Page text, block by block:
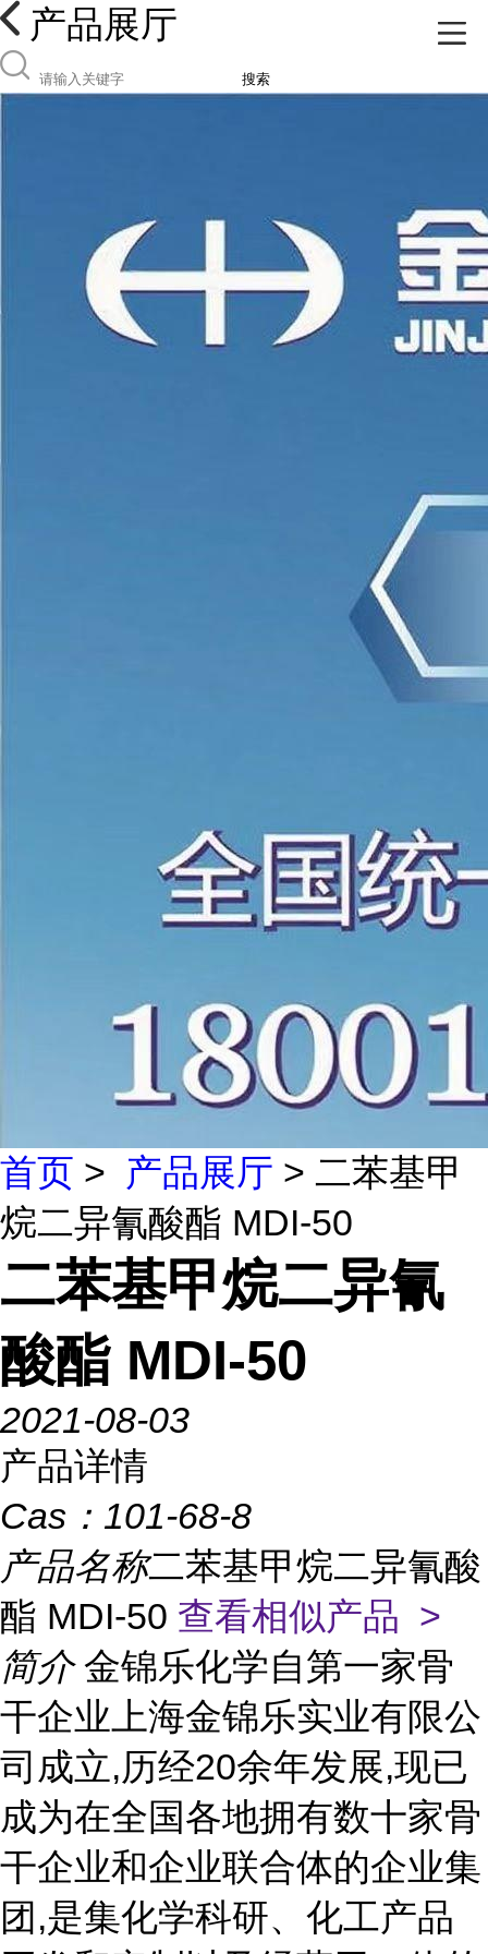
产品展厅
搜索
首页 > 产品展厅 > 二苯基甲
烷二异氰酸酯 MDI-50
二苯基甲烷二异氰
酸酯 MDI-50
2021-08-03
产品详情
Cas： 101-68-8
产品名称二苯基甲烷二异氰酸
酯 MDI-50 查看相似产品 >
简介 金锦乐化学自第一家骨
干企业上海金锦乐实业有限公
司成立,历经20余年发展,现已
成为在全国各地拥有数十家骨
干企业和企业联合体的企业集
团,是集化学科研、化工产品